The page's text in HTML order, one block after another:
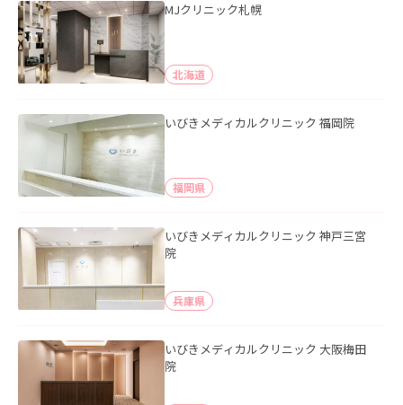
MJクリニック札幌
北海道
いびきメディカルクリニック 福岡院
福岡県
いびきメディカルクリニック 神戸三宮
院
兵庫県
いびきメディカルクリニック 大阪梅田
院